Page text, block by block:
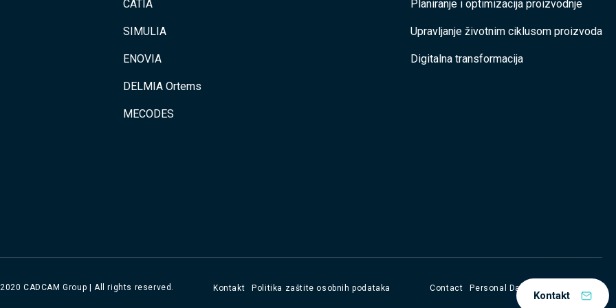
Kontakt
CATIA
SIMULIA
ENOVIA
DELMIA Ortems
MECODES
Planiranje i optimizacija proizvodnje
Upravljanje životnim ciklusom proizvoda
Digitalna transformacija
CADCAM Group | All rights reserved. Kontakt Politika zaštite osobnih podataka Contact Personal Data Protection Policy